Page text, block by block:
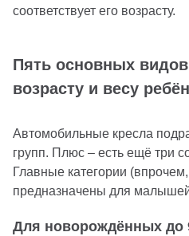
соответствует его возрасту.
Пять основных
возрасту и весу
Автомобильные кресла
групп. Плюс – есть ещё три
Главные категории
предназначены для малышей
Для новорождённых до